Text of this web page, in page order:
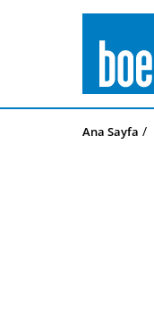
Ana Sayfa